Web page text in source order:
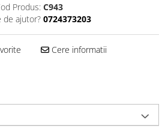
Produs: C943
de ajutor? 0724373203
Cere informatii